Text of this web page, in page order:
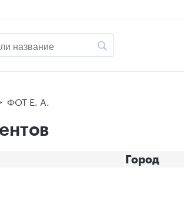
ФОТ Е. А.
Город